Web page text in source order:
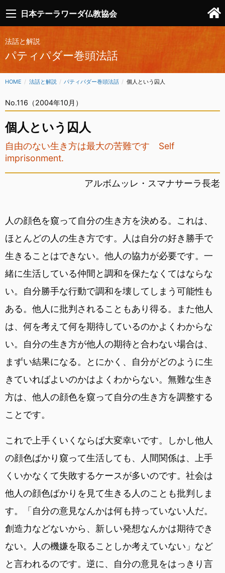
日本テーラワーダ仏教協会
法話と解説
パティパダー巻頭法話
HOME 法話と解説 パティパダー巻頭法話 CURRENT:
個人という囚人
No.116（2004年10月）
個人という囚人
自由のない生き方は最大の苦難です Self
imprisonment.
アルボムッレ・スマナサーラ長老
人の顔色を窺って自分の生き方を決める。これは、
ほとんどの人の生き方です。人は自分の好き勝手で
生きることはできない。他人の協力が必要です。一
緒に生活している仲間と調和を保たなくてはならな
い。自分勝手な行動で調和を壊してしまう可能性も
ある。他人に批判されることもあり得る。また他人
は、何を考えて何を期待しているのかよくわからな
い。自分の生き方が他人の期待と合わない場合は、
まずい結果になる。とにかく、自分がどのように生
きていればよいのかはよくわからない。無難な生き
方は、他人の顔色を窺って自分の生き方を調整する
ことです。
これで上手くいくならば大変幸いです。しかし他人
の顔色ばかり窺って生活しても、人間関係は、上手
くいかなくて失敗するケースが多いのです。社会は
他人の顔色ばかりを見て生きる人のことも批判しま
す。「自分の意見なんかは何も持っていない人だ。
創造力などないから、新しい発想なんかは期待でき
ない。人の機嫌を取ることしか考えていない」など
と言われるのです。逆に、自分の意見をはっきり言